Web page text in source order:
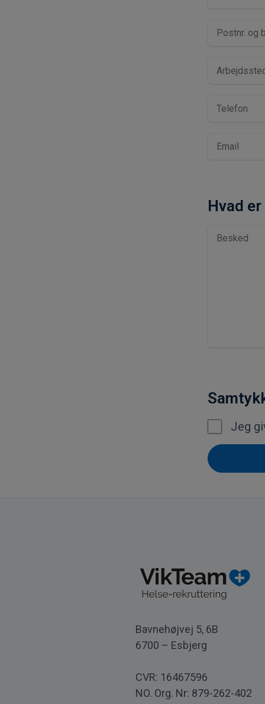
Hvad
Jeg
Bavnehøjvej 5, 6B
6700 – Esbjerg
CVR: 16467596
NO. Org. Nr: 879-262-402